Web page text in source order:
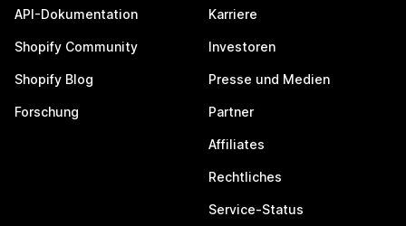
API-Dokumentation
Shopify Community
Shopify Blog
Forschung
Karriere
Investoren
Presse und Medien
Partner
Affiliates
Rechtliches
Service-Status